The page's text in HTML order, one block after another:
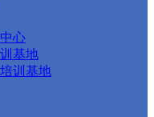
心
基地
训基地